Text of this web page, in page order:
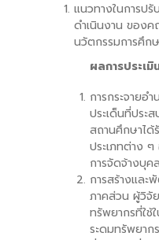
แนวทางในการป
ดำเนินงาน ของ
นวัตกรรมการศึก
ผลการประเ
การกระจายอำ
ประเด็นที่ประ
สถานศึกษาได้
ประเภทต่าง
การจัดจ้างบุค
การสร้างแล
ภาคส่วน ผู้วิจั
ทรัพยากรที่ใช้
ระดมทรัพยาก